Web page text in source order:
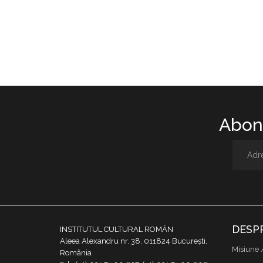
INSTITUTUL CULTURAL ROMÂN
Aleea Alexandru nr. 38, 011824 București,
România
Misiune